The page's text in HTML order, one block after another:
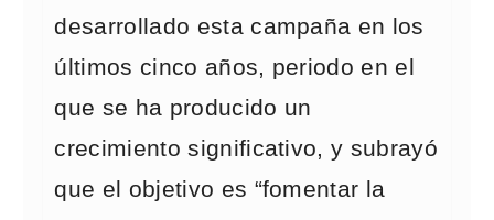
desarrollado esta campaña en los
últimos cinco años, periodo en el
que se ha producido un
crecimiento significativo, y subrayó
que el objetivo es “fomentar la